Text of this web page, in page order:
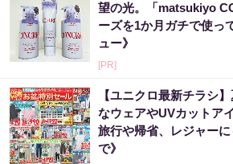
望の光。「matsukiyo
ーズを1か月ガチで使っ
ュー》
[PR]
【ユニクロ最新チラシ
なウェアやUVカットア
旅行や帰省、レジャー
で》